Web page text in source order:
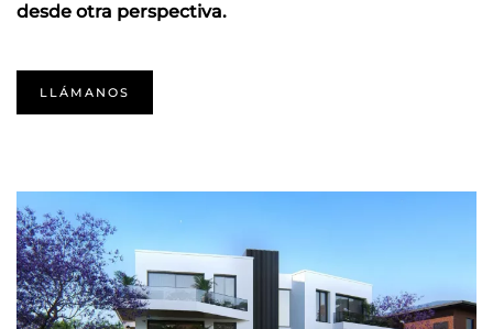
desde otra perspectiva.
LLÁMANOS